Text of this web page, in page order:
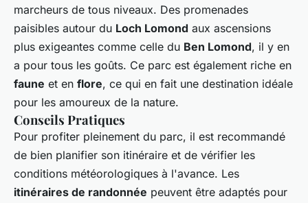
marcheurs de tous niveaux. Des promenades
paisibles autour du Loch Lomond aux ascensions
plus exigeantes comme celle du Ben Lomond, il y en
a pour tous les goûts. Ce parc est également riche en
faune et en flore, ce qui en fait une destination idéale
pour les amoureux de la nature.
Conseils Pratiques
Pour profiter pleinement du parc, il est recommandé
de bien planifier son itinéraire et de vérifier les
conditions météorologiques à l'avance. Les
itinéraires de randonnée peuvent être adaptés pour